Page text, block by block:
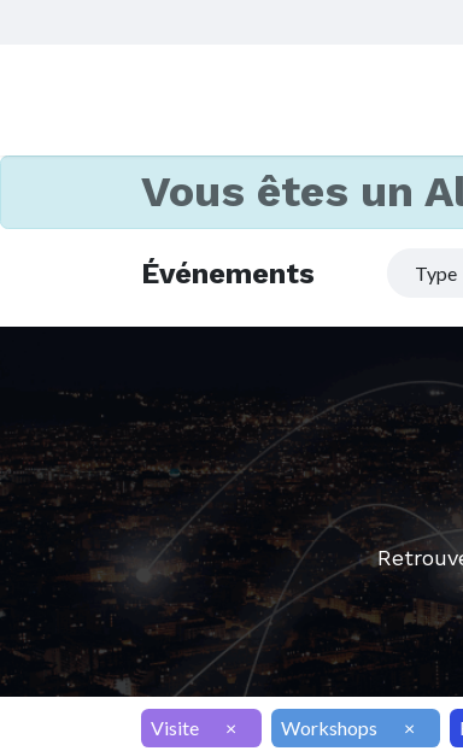
Vous êtes un
Événements Type
Visite × Workshops ×